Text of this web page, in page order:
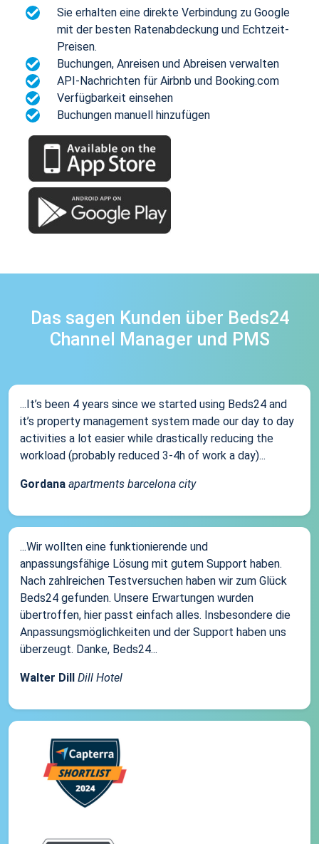
Sie erhalten eine direkte Verbindung zu Google
mit der besten Ratenabdeckung und Echtzeit-
Preisen.
Buchungen, Anreisen und Abreisen verwalten
API-Nachrichten für Airbnb und Booking.com
Verfügbarkeit einsehen
Buchungen manuell hinzufügen
Das sagen Kunden über Beds24
Channel Manager und PMS
...It’s been 4 years since we started using Beds24 and
it’s property management system made our day to day
activities a lot easier while drastically reducing the
workload (probably reduced 3-4h of work a day)...
Gordana apartments barcelona city
...Wir wollten eine funktionierende und
anpassungsfähige Lösung mit gutem Support haben.
Nach zahlreichen Testversuchen haben wir zum Glück
Beds24 gefunden. Unsere Erwartungen wurden
übertroffen, hier passt einfach alles. Insbesondere die
Anpassungsmöglichkeiten und der Support haben uns
überzeugt. Danke, Beds24...
Walter Dill Dill Hotel